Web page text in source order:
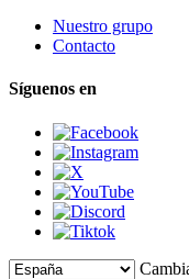
Nuestro grupo
Contacto
Síguenos en